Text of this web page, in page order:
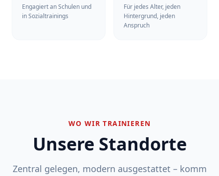
Engagiert an Schulen und
in Sozialtrainings
Für jedes Alter, jeden
Hintergrund, jeden
Anspruch
WO WIR TRAINIEREN
Unsere Standorte
Zentral gelegen, modern ausgestattet – komm